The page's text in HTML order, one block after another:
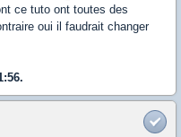
ce tuto ont toutes des
oui il faudrait changer